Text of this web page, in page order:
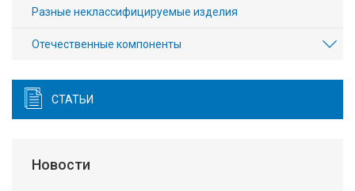
Разные неклассифицируемые изделия
Отечественные компоненты
СТАТЬИ
Новости